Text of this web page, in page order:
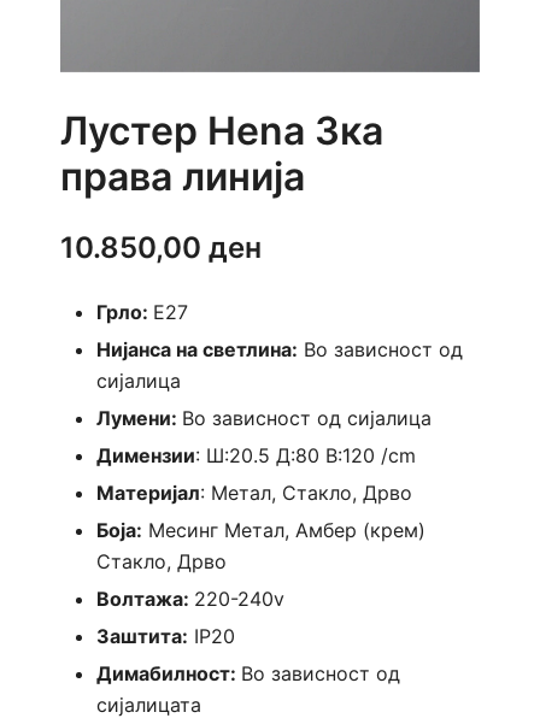
Лустер Hena 3ка
права линија
10.850,00 ден
Грло: E27
Нијанса на светлина: Во зависност од
сијалица
Лумени: Во зависност од сијалица
Димензии: Ш:20.5 Д:80 В:120 /cm
Материјал: Метал, Стакло, Дрво
Боја: Месинг Метал, Амбер (крем)
Стакло, Дрво
Волтажа: 220-240v
Заштита: IP20
Димабилност: Во зависност од
сијалицата